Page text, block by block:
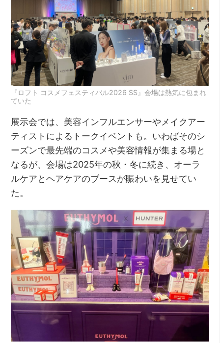
『ロフト コスメフェスティバル2026 SS』会場は熱気に包まれ
ていた
展示会では、美容インフルエンサーやメイクアー
ティストによるトークイベントも。いわばそのシ
ーズンで最先端のコスメや美容情報が集まる場と
なるが、会場は2025年の秋・冬に続き、オーラ
ルケアとヘアケアのブースが賑わいを見せてい
た。